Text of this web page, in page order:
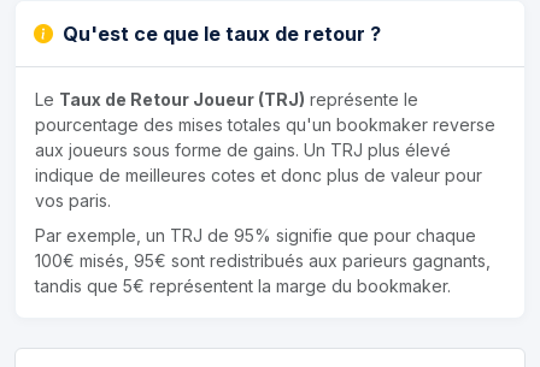
Qu'est ce que le taux de retour ?
Le Taux de Retour Joueur (TRJ) représente le
pourcentage des mises totales qu'un bookmaker reverse
aux joueurs sous forme de gains. Un TRJ plus élevé
indique de meilleures cotes et donc plus de valeur pour
vos paris.
Par exemple, un TRJ de 95% signifie que pour chaque
100€ misés, 95€ sont redistribués aux parieurs gagnants,
tandis que 5€ représentent la marge du bookmaker.